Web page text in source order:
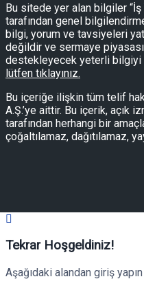
Bu sitede yer alan bilgiler “İş
tarafından genel bilgilendirme
bilgi, yorum ve tavsiyeleri
değildir ve sermaye
destekleyecek yeterli bilgiyi
lütfen tıklayınız.
Bu içeriğe ilişkin tüm telif
A.Ş.’ye aittir. Bu içerik, açık
tarafından herhangi bir
çoğaltılamaz, dağıtılamaz,
Tekrar Hoşgeldiniz!
Aşağıdaki alandan giriş yapın